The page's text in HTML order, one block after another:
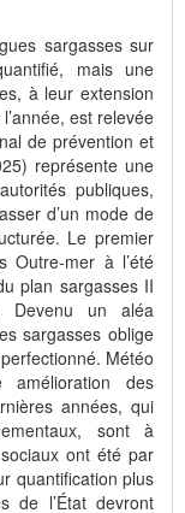
sargasses sur
mais une
à leur extension
est relevée
de prévention et
représente une
publiques,
d’un mode de
Le premier
Outre-mer à l’été
plan sargasses II
Devenu un aléa
sargasses oblige
Météo
des
années, qui
sont à
ont été par
quantification plus
de l’État devront